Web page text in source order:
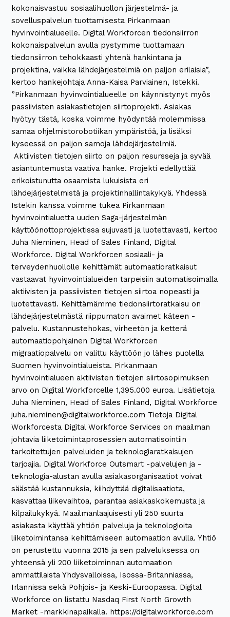
kokonaisvastuu sosiaalihuollon järjestelmä- ja
sovelluspalvelun tuottamisesta Pirkanmaan
hyvinvointialueelle. Digital Workforcen tiedonsiirron
kokonaispalvelun avulla pystymme tuottamaan
tiedonsiirron tehokkaasti yhtenä hankintana ja
projektina, vaikka lähdejärjestelmiä on paljon erilaisia”,
kertoo hankejohtaja Anna-Kaisa Parviainen, Istekki.
”Pirkanmaan hyvinvointialueelle on käynnistynyt myös
passiivisten asiakastietojen siirtoprojekti. Asiakas
hyötyy tästä, koska voimme hyödyntää molemmissa
samaa ohjelmistorobotiikan ympäristöä, ja lisäksi
kyseessä on paljon samoja lähdejärjestelmiä.
Aktiivisten tietojen siirto on paljon resursseja ja syvää
asiantuntemusta vaativa hanke. Projekti edellyttää
erikoistunutta osaamista lukuisista eri
lähdejärjestelmistä ja projektinhallintakykyä. Yhdessä
Istekin kanssa voimme tukea Pirkanmaan
hyvinvointialuetta uuden Saga-järjestelmän
käyttöönottoprojektissa sujuvasti ja luotettavasti, kertoo
Juha Nieminen, Head of Sales Finland, Digital
Workforce. Digital Workforcen sosiaali- ja
terveydenhuollolle kehittämät automaatioratkaisut
vastaavat hyvinvointialueiden tarpeisiin automatisoimalla
aktiivisten ja passiivisten tietojen siirtoa nopeasti ja
luotettavasti. Kehittämämme tiedonsiirtoratkaisu on
lähdejärjestelmästä riippumaton avaimet käteen -
palvelu. Kustannustehokas, virheetön ja ketterä
automaatiopohjainen Digital Workforcen
migraatiopalvelu on valittu käyttöön jo lähes puolella
Suomen hyvinvointialueista. Pirkanmaan
hyvinvointialueen aktiivisten tietojen siirtosopimuksen
arvo on Digital Workforcelle 1,395.000 euroa. Lisätietoja
Juha Nieminen, Head of Sales Finland, Digital Workforce
juha.nieminen@digitalworkforce.com Tietoja Digital
Workforcesta Digital Workforce Services on maailman
johtavia liiketoimintaprosessien automatisointiin
tarkoitettujen palveluiden ja teknologiaratkaisujen
tarjoajia. Digital Workforce Outsmart -palvelujen ja -
teknologia-alustan avulla asiakasorganisaatiot voivat
säästää kustannuksia, kiihdyttää digitalisaatiota,
kasvattaa liikevaihtoa, parantaa asiakaskokemusta ja
kilpailukykyä. Maailmanlaajuisesti yli 250 suurta
asiakasta käyttää yhtiön palveluja ja teknologioita
liiketoimintansa kehittämiseen automaation avulla. Yhtiö
on perustettu vuonna 2015 ja sen palveluksessa on
yhteensä yli 200 liiketoiminnan automaation
ammattilaista Yhdysvalloissa, Isossa-Britanniassa,
Irlannissa sekä Pohjois- ja Keski-Euroopassa. Digital
Workforce on listattu Nasdaq First North Growth
Market -markkinapaikalla. https://digitalworkforce.com